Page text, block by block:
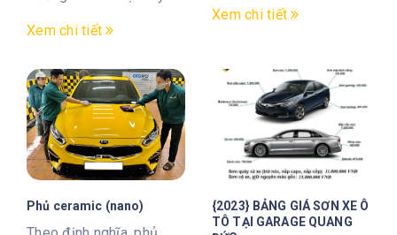
bước rất quan t...
Xem chi tiết
thông tớ...
Xem chi tiết
Phủ ceramic (nano)
{2023} BẢNG GIÁ SƠN XE Ô
TÔ TẠI GARAGE QUANG